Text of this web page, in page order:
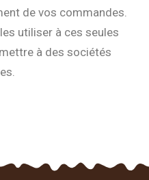
de vos commandes.
utiliser à ces seules
à des sociétés